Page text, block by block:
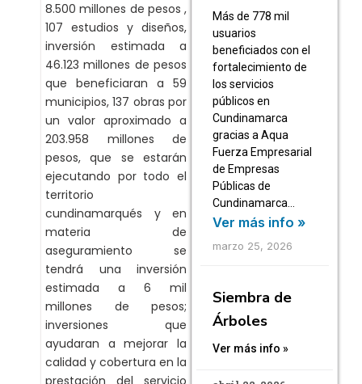
8.500 millones de pesos ,
107 estudios y diseños,
inversión estimada a
46.123 millones de pesos
que beneficiaran a 59
municipios, 137 obras por
un valor aproximado a
203.958 millones de
pesos, que se estarán
ejecutando por todo el
territorio
cundinamarqués y en
materia de
aseguramiento se
tendrá una inversión
estimada a 6 mil
millones de pesos;
inversiones que
ayudaran a mejorar la
calidad y cobertura en la
Más de 778 mil
usuarios
beneficiados con el
fortalecimiento de
los servicios
públicos en
Cundinamarca
gracias a Aqua
Fuerza Empresarial
de Empresas
Públicas de
Cundinamarca…
Ver más info »
marzo 25, 2026
Siembra de
Árboles
Ver más info »